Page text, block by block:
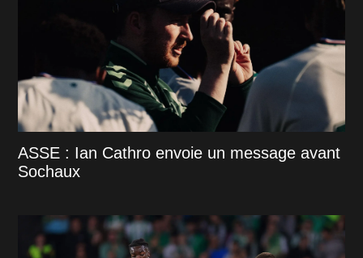
ASSE : Ian Cathro envoie un message avant
Sochaux